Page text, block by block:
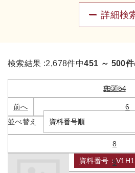
詳細検
検索結果 :2,678件中451 ～ 500件
10 / 54
先頭へ
前へ 6
8
9
並べ替え
資料番号：